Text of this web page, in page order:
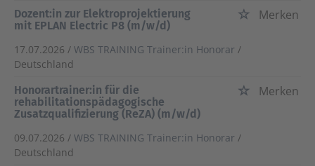
Dozent:in zur Elektroprojektierung
mit EPLAN Electric P8 (m/w/d)
Merken
17.07.2026 / WBS TRAINING Trainer:in Honorar /
Deutschland
Honorartrainer:in für die
rehabilitationspädagogische
Zusatzqualifizierung (ReZA) (m/w/d)
Merken
09.07.2026 / WBS TRAINING Trainer:in Honorar /
Deutschland